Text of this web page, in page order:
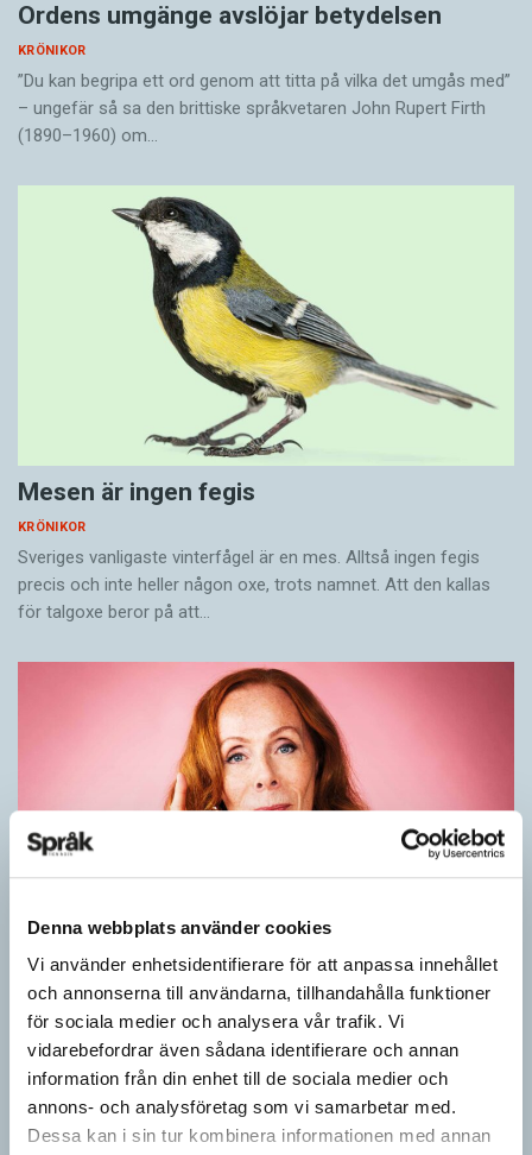
Denna webbplats använder cookies
Vi använder enhetsidentifierare för att anpassa innehållet
och annonserna till användarna, tillhandahålla funktioner
för sociala medier och analysera vår trafik. Vi
vidarebefordrar även sådana identifierare och annan
information från din enhet till de sociala medier och
annons- och analysföretag som vi samarbetar med.
Dessa kan i sin tur kombinera informationen med annan
Ordens umgänge avslöjar betydelsen
KRÖNIKOR
”Du kan begripa ett ord genom att titta på vilka det umgås med”
– ungefär så sa den brittiske språkvetaren John Rupert Firth
(1890–1960) om…
Mesen är ingen fegis
KRÖNIKOR
Sveriges vanligaste vinterfågel är en mes. Alltså ingen fegis
precis och inte heller någon oxe, trots namnet. Att den kallas
för talgoxe beror på att…
Rör inte mitt asså!
KRÖNIKOR
Vet ni vad småord är? Ja, det är små ord. Låt mig förklara vad
jag i dag menar med småord. Jag vet att jag i…